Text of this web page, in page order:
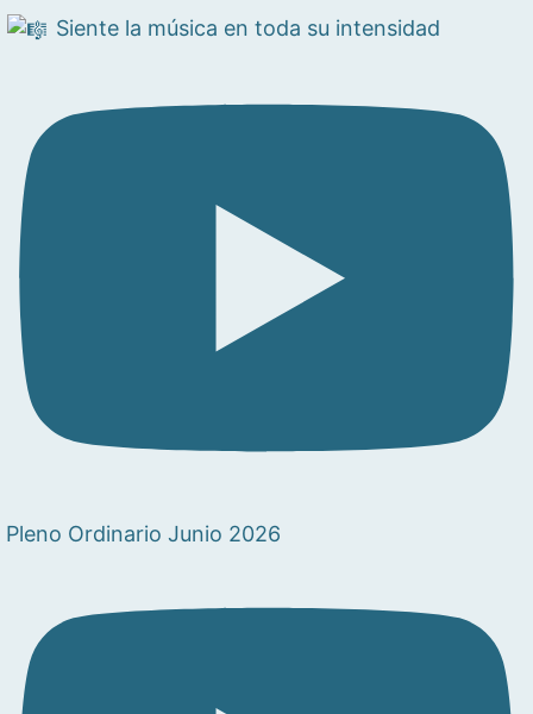
Siente la música en toda su intensidad
Pleno Ordinario Junio 2026